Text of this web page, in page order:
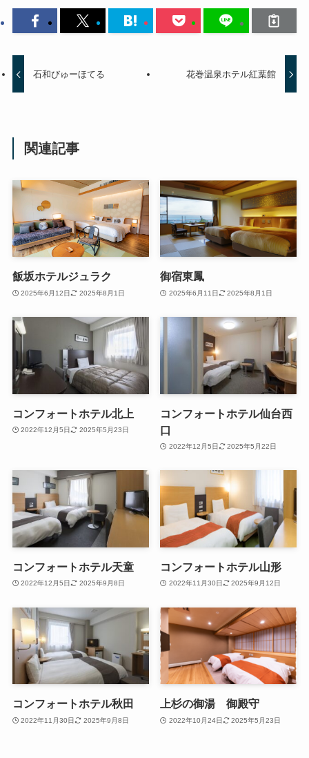
石和びゅーほてる 花巻温泉ホテル紅葉館
関連記事
飯坂ホテルジュラク
2025年6月12日 2025年8月1日
御宿東鳳
2025年6月11日 2025年8月1日
コンフォートホテル北上
2022年12月5日 2025年5月23日
コンフォートホテル仙台西
口
2022年12月5日 2025年5月22日
コンフォートホテル天童
2022年12月5日 2025年9月8日
コンフォートホテル山形
2022年11月30日 2025年9月12日
コンフォートホテル秋田
2022年11月30日 2025年9月8日
上杉の御湯 御殿守
2022年10月24日 2025年5月23日